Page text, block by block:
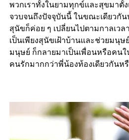
พวกเราทั้งในยามทุกข์และสุขมาตั้
จวบจนถึงปัจจุบันนี้ ในขณะเดียวกั
สุนัขก็ค่อย ๆ เปลี่ยนไปตามกาลเวล
เป็นเพียงสุนัขเฝ้าบ้านและช่วยมนุ
มนุษย์ ก็กลายมาเป็นเพื่อนหรือคน
คนรักมากกว่าพี่น้องท้องเดียวกันห